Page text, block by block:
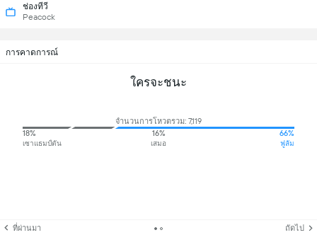
ช่องทีวี
Peacock
การคาดการณ์
ใครจะชนะ
จำนวนการโหวตรวม: 7,119
18%
เซาแธมป์ตัน
16%
เสมอ
66%
ฟูลัม
ที่ผ่านมา ถัดไป